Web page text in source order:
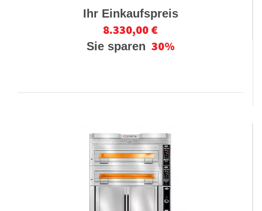
Ihr Einkaufspreis
8.330,00 €
Sie sparen 30%